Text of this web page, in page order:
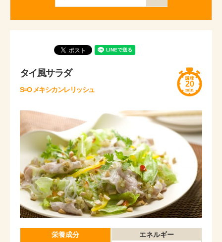
タイ風サラダ
S=O メキシカンレリッシュ
20
栄養成分
エネルギー